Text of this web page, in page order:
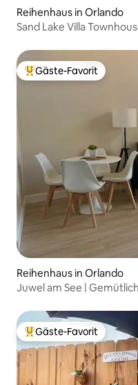
Reihenhaus in Orlando
Sand Lake Villa
Beliebter Gäste-Favorit.
Gäste-Favorit
Reihenhaus in Orlando
Juwel am See |
Beliebter Gäste-Favorit.
Gäste-Favorit